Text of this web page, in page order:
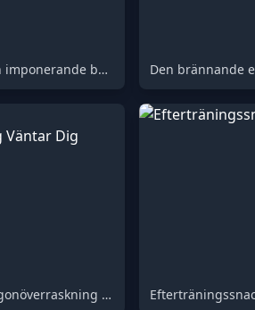
Mamma har bevart en imponerande betydande gåva åt dig
Ett Monumentalt Morgonöverraskning Väntar Dig